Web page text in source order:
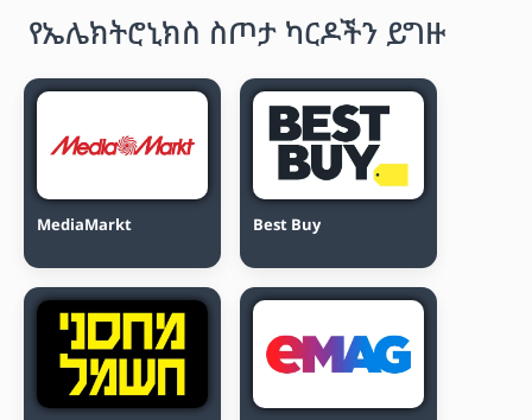
የኤሌክትሮኒክስ ስጦታ ካርዶችን ይግዙ
MediaMarkt Best Buy